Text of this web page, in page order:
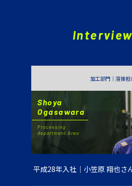
加工部門｜溶接担
Shoya
Ogasawara
Processing
department Area
平成28年入社｜小笠原 翔也さ